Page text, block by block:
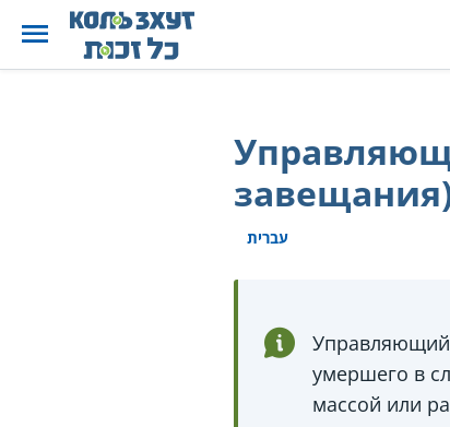
עברית
Управляющий
умершего в
массой или